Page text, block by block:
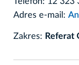
Adres e-mail:
Zakres: Referat